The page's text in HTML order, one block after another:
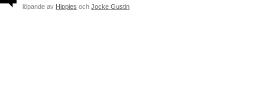
löpande av Hippies och Jocke Gustin